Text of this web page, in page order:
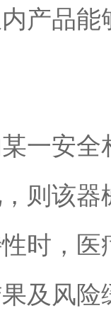
产品
一安
则该器
时，
及风